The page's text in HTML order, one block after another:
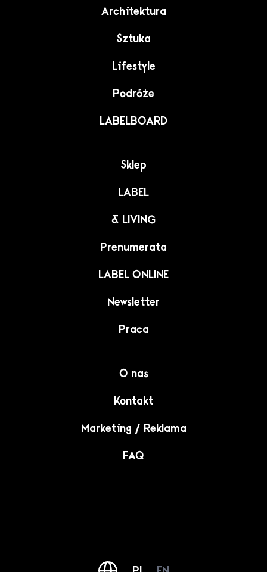
Architektura
Sztuka
Lifestyle
Podróże
LABELBOARD
Sklep
LABEL
& LIVING
Prenumerata
LABEL ONLINE
Newsletter
Praca
O nas
Kontakt
Marketing / Reklama
FAQ